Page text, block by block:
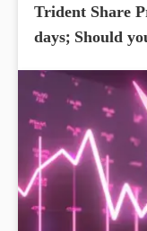
Trident Share
days; Should